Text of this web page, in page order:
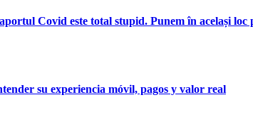
Covid este total stupid. Punem în același
su experiencia móvil, pagos y valor real